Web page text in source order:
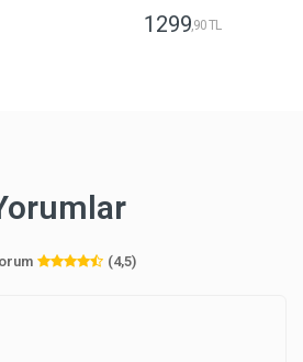
1299,90 TL
(4,5)